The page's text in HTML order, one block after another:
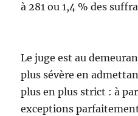
à 281 ou 1,4 % des
Le juge est au
plus sévère en
plus en plus strict : à
exceptions